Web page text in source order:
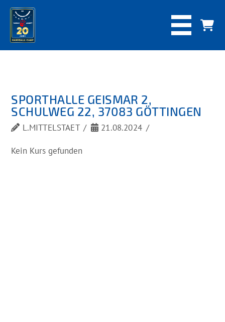
SPORTHALLE GEISMAR 2,
SCHULWEG 22, 37083 GÖTTINGEN
L.MITTELSTAET 21.08.2024
Kein Kurs gefunden